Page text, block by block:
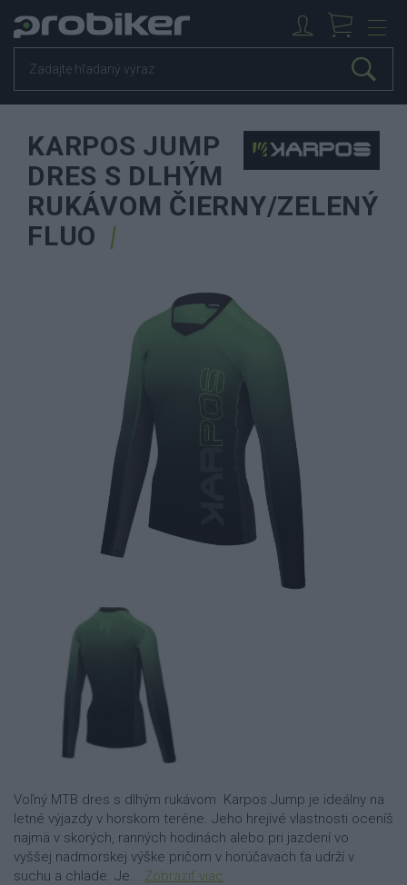
KARPOS JUMP
DRES S DLHÝM
RUKÁVOM ČIERNY/ZELENÝ
FLUO
Voľný MTB dres s dlhým rukávom Karpos Jump je ideálny na
letné výjazdy v horskom teréne. Jeho hrejivé vlastnosti oceníš
najmä v skorých, ranných hodinách alebo pri jazdení vo
vyššej nadmorskej výške pričom v horúčavach ťa udrží v
suchu a chlade. Je... Zobraziť viac